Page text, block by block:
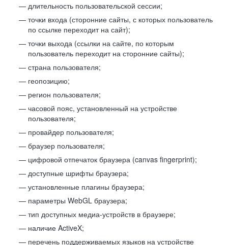
длительность пользовательской сессии;
точки входа (сторонние сайты, с которых пользователь
по ссылке переходит на сайт);
точки выхода (ссылки на сайте, по которым
пользователь переходит на сторонние сайты);
страна пользователя;
геопозицию;
регион пользователя;
часовой пояс, установленный на устройстве
пользователя;
провайдер пользователя;
браузер пользователя;
цифровой отпечаток браузера (canvas fingerprint);
доступные шрифты браузера;
установленные плагины браузера;
параметры WebGL браузера;
тип доступных медиа-устройств в браузере;
наличие ActiveX;
перечень поддерживаемых языков на устройстве